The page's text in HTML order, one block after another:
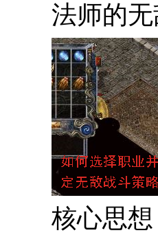
法师的
核心思